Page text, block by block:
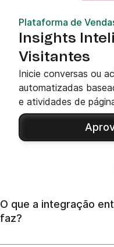
Plataforma de
Insights
Visitantes
Inicie conversas ou
automatizadas
e atividades de
O que a integração
faz?